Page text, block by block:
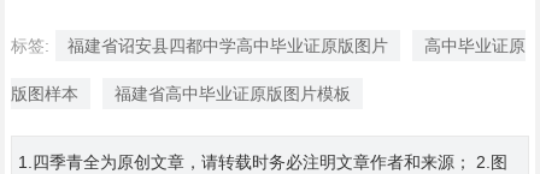
标签: 福建省诏安县四都中学高中毕业证原版图片 高中毕业证原
版图样本 福建省高中毕业证原版图片模板
1.四季青全为原创文章，请转载时务必注明文章作者和来源； 2.图